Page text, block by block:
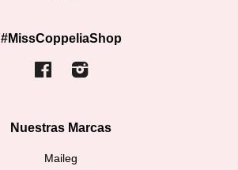
#MissCoppeliaShop
FacebookInstagram
Nuestras Marcas
Maileg